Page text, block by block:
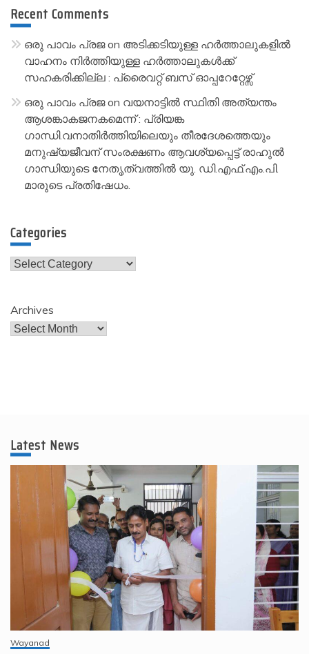
Recent Comments
ഒരു പാവം പ്രജon അടിക്കടിയുള്ള ഹർത്താലുകളിൽ
വാഹനം നിർത്തിയുള്ള ഹർത്താലുകൾക്ക്
സഹകരിക്കില്ല : പ്രൈവറ്റ് ബസ് ഓപ്പറേറ്റേഴ്സ്
ഒരു പാവം പ്രജon വയനാട്ടിൽ സ്ഥിതി അത്യന്തം
ആശങ്കാകജനകമെന്ന് : പ്രിയങ്ക
ഗാന്ധി.വനാതിർത്തിയിലെയും തീരദേശത്തെയും
മനുഷ്യജീവന് സംരക്ഷണം ആവശ്യപ്പെട്ട് രാഹുൽ
ഗാന്ധിയുടെ നേതൃത്വത്തിൽ യു. ഡി.എഫ്.എം.പി.
മാരുടെ പ്രതിഷേധം.
Categories
Categories
Archives
Latest News
Wayanad